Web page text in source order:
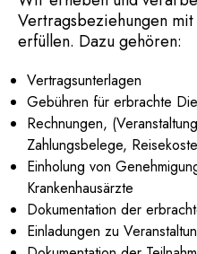
Vertragsbeziehungen
erfüllen. Dazu gehören:
Vertragsunterlagen
Gebühren für erbrachte
Rechnungen,
Zahlungsbelege,
Einholung von
Krankenhausärzte
Dokumentation der
Einladungen zu